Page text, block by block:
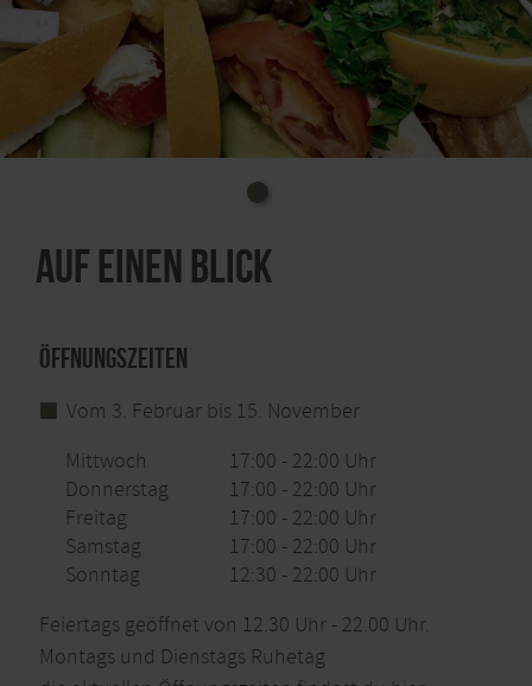
Auf einen Blick
Öffnungszeiten
Vom 3. Februar bis 15. November
Mittwoch
17:00 - 22:00 Uhr
Donnerstag
17:00 - 22:00 Uhr
Freitag
17:00 - 22:00 Uhr
Samstag
17:00 - 22:00 Uhr
Sonntag
12:30 - 22:00 Uhr
Feiertags geöffnet von 12.30 Uhr - 22.00 Uhr.
Montags und Dienstags Ruhetag